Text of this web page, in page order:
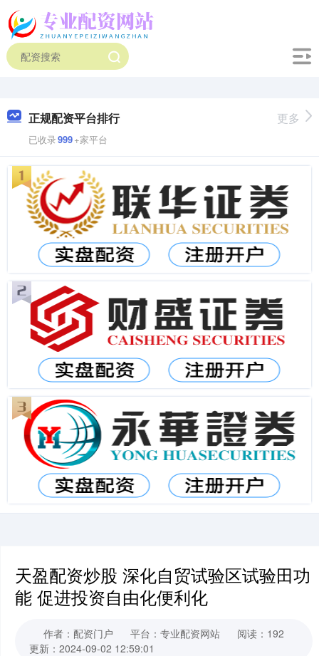
正规配资平台排行
已收录999+家平台
更多
天盈配资炒股 深化自贸试验区试验田功
能 促进投资自由化便利化
作者：配资门户 平台：专业配资网站
阅读：192
更新：2024-09-02 12:59:01